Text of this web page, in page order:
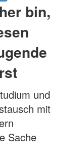
bin,
und
mit
Sache